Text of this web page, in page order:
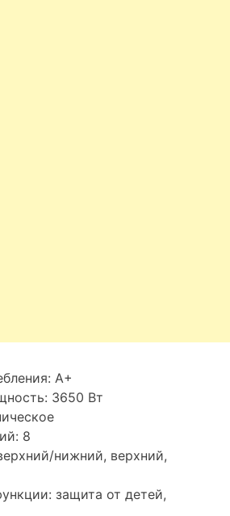
A+
3650 Вт
8
нижний, верхний,
защита от детей,